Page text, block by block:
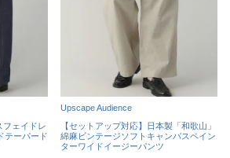
フェイドレ
テーパード
Upscape Audience
【セットアップ対応】日本製「和歌山」
綿麻ビンテージソフトキャンバスペイン
ターワイドイージーパンツ